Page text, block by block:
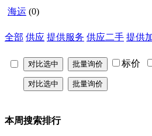
海运 (0)
全部 供应 提供服务 供应二手 提供
标价
本周搜索排行